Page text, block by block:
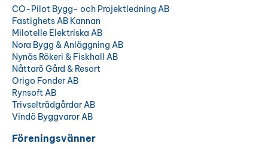
CO-Pilot Bygg- och Projektledning AB
Fastighets AB Kannan
Milotelle Elektriska AB
Nora Bygg & Anläggning AB
Nynäs Rökeri & Fiskhall AB
Nåttarö Gård & Resort
Origo Fonder AB
Rynsoft AB
Trivselträdgårdar AB
Vindö Byggvaror AB
Föreningsvänner